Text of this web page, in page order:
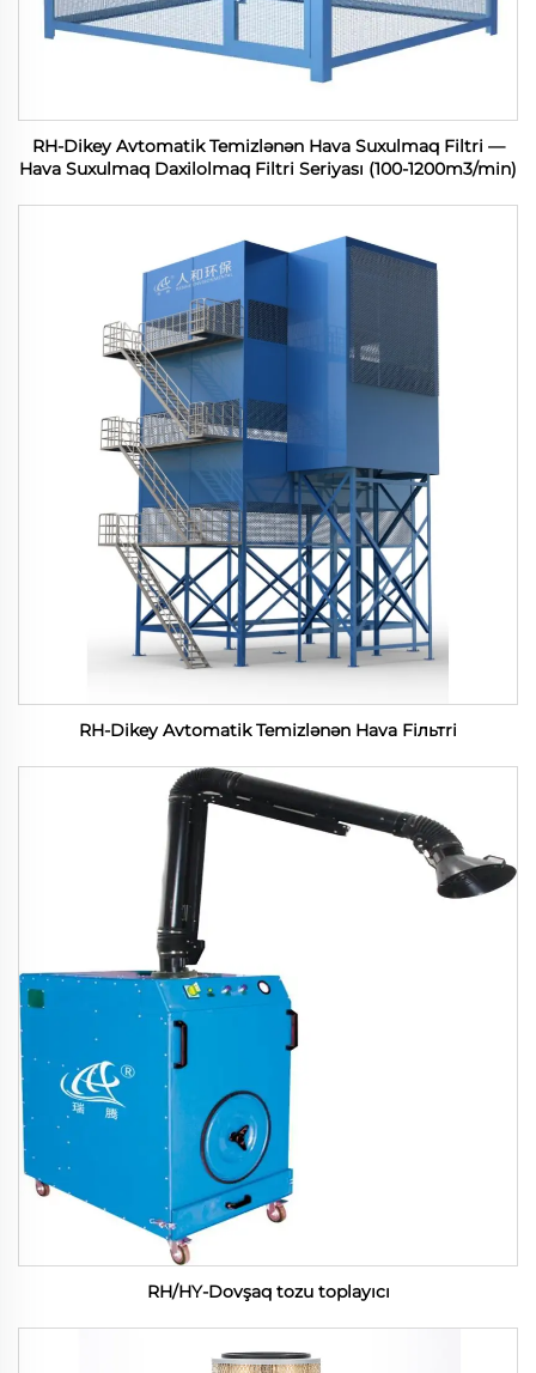
RH-Dikey Avtomatik Temizlənən Hava Suxulmaq Filtri —
Hava Suxulmaq Daxilolmaq Filtri Seriyası (100-1200m3/min)
RH-Dikey Avtomatik Temizlənən Hava Fiльтri
RH/HY-Dovşaq tozu toplayıcı